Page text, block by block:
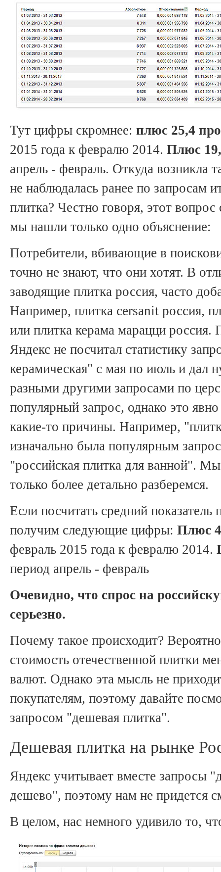
Тут цифры скромнее: плюс 25,4
2015 года к февралю 2014. Плюс
апрель - февраль. Откуда возникла
не наблюдалась ранее по запросам
плитка? Честно говоря, этот
мы нашли только одно объяснение:
Потребители, вбивающие в
точно не знают, что они хотят. В
заводящие плитка россия, часто
Например, плитка cersanit россия,
или плитка керама марацци россия.
Яндекс не посчитал статистику
керамическая" с мая по июль и дал
разными другими запросами по
популярный запрос, однако это
какие-то причины. Например,
изначально была популярным
"российская плитка для ванной".
только более детально разберемся.
Если посчитать средний
получим следующие цифры: Плюс
февраль 2015 года к февралю 2014.
период апрель - февраль
Очевидно, что спрос на
серьезно.
Почему такое происходит?
стоимость отечественной плитки
валют. Однако эта мысль не
покупателям, поэтому давайте
запросом "дешевая плитка".
Дешевая плитка на рынке
Яндекс учитывает вместе запросы
дешево", поэтому нам не придется
В целом, нас немного удивило то,